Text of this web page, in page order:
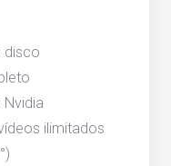
disco
Nvidia
ilimitados